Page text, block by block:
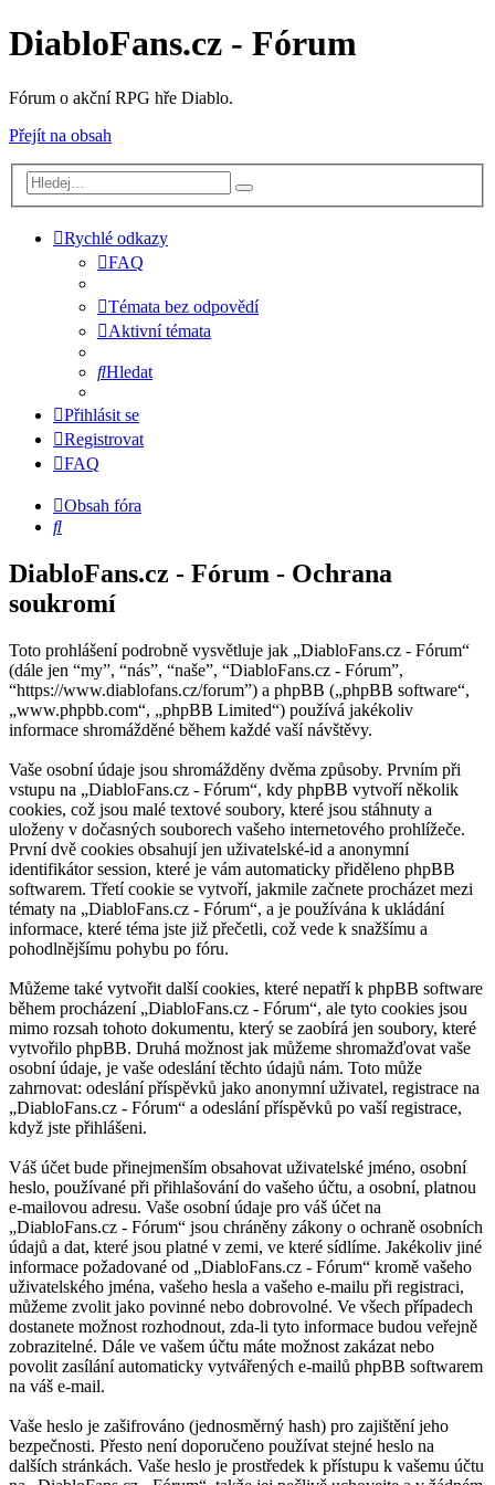
DiabloFans.cz - Fórum
Fórum o akční RPG hře Diablo.
Přejít na obsah
Rychlé odkazy
FAQ
Témata bez odpovědí
Aktivní témata
Hledat
Přihlásit se
Registrovat
FAQ
Obsah fóra
Hledat
DiabloFans.cz - Fórum - Ochrana
soukromí
Toto prohlášení podrobně vysvětluje jak „DiabloFans.cz - Fórum“
(dále jen “my”, “nás”, “naše”, “DiabloFans.cz - Fórum”,
“https://www.diablofans.cz/forum”) a phpBB („phpBB software“,
„www.phpbb.com“, „phpBB Limited“) používá jakékoliv
informace shromážděné během každé vaší návštěvy.
Vaše osobní údaje jsou shromážděny dvěma způsoby. Prvním při
vstupu na „DiabloFans.cz - Fórum“, kdy phpBB vytvoří několik
cookies, což jsou malé textové soubory, které jsou stáhnuty a
uloženy v dočasných souborech vašeho internetového prohlížeče.
První dvě cookies obsahují jen uživatelské-id a anonymní
identifikátor session, které je vám automaticky přiděleno phpBB
softwarem. Třetí cookie se vytvoří, jakmile začnete procházet mezi
tématy na „DiabloFans.cz - Fórum“, a je používána k ukládání
informace, které téma jste již přečetli, což vede k snažšímu a
pohodlnějšímu pohybu po fóru.
Můžeme také vytvořit další cookies, které nepatří k phpBB software
během procházení „DiabloFans.cz - Fórum“, ale tyto cookies jsou
mimo rozsah tohoto dokumentu, který se zaobírá jen soubory, které
vytvořilo phpBB. Druhá možnost jak můžeme shromažďovat vaše
osobní údaje, je vaše odeslání těchto údajů nám. Toto může
zahrnovat: odeslání příspěvků jako anonymní uživatel, registrace na
„DiabloFans.cz - Fórum“ a odeslání příspěvků po vaší registrace,
když jste přihlášeni.
Váš účet bude přinejmenším obsahovat uživatelské jméno, osobní
heslo, používané při přihlašování do vašeho účtu, a osobní, platnou
e-mailovou adresu. Vaše osobní údaje pro váš účet na
„DiabloFans.cz - Fórum“ jsou chráněny zákony o ochraně osobních
údajů a dat, které jsou platné v zemi, ve které sídlíme. Jakékoliv jiné
informace požadované od „DiabloFans.cz - Fórum“ kromě vašeho
uživatelského jména, vašeho hesla a vašeho e-mailu při registraci,
můžeme zvolit jako povinné nebo dobrovolné. Ve všech případech
dostanete možnost rozhodnout, zda-li tyto informace budou veřejně
zobrazitelné. Dále ve vašem účtu máte možnost zakázat nebo
povolit zasílání automaticky vytvářených e-mailů phpBB softwarem
na váš e-mail.
Vaše heslo je zašifrováno (jednosměrný hash) pro zajištění jeho
bezpečnosti. Přesto není doporučeno používat stejné heslo na
dalších stránkách. Vaše heslo je prostředek k přístupu k vašemu účtu